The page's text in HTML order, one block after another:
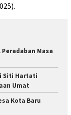
Masa
Siti Hartati
Umat
Kota Baru